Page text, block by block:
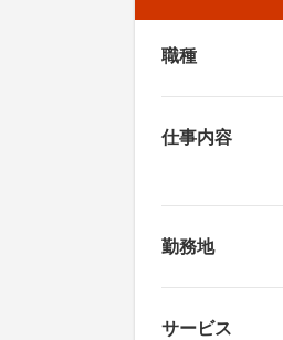
職種
仕事内容
勤務地
サービス